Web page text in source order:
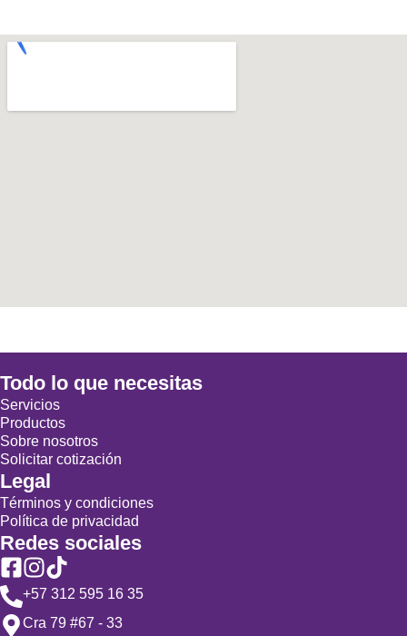
Todo lo que necesitas
Servicios
Productos
Sobre nosotros
Solicitar cotización
Legal
Términos y condiciones
Política de privacidad
Redes sociales
+57 312 595 16 35
Cra 79 #67 - 33